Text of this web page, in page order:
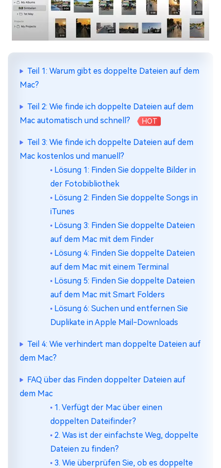
Teil 1: Warum gibt es doppelte Dateien auf dem
Mac?
Teil 2: Wie finde ich doppelte Dateien auf dem
Mac automatisch und schnell?
HOT
Teil 3: Wie finde ich doppelte Dateien auf dem
Mac kostenlos und manuell?
Lösung 1: Finden Sie doppelte Bilder in
der Fotobibliothek
Lösung 2: Finden Sie doppelte Songs in
iTunes
Lösung 3: Finden Sie doppelte Dateien
auf dem Mac mit dem Finder
Lösung 4: Finden Sie doppelte Dateien
auf dem Mac mit einem Terminal
Lösung 5: Finden Sie doppelte Dateien
auf dem Mac mit Smart Folders
Lösung 6: Suchen und entfernen Sie
Duplikate in Apple Mail-Downloads
Teil 4: Wie verhindert man doppelte Dateien auf
dem Mac?
FAQ über das Finden doppelter Dateien auf
dem Mac
1. Verfügt der Mac über einen
doppelten Dateifinder?
2. Was ist der einfachste Weg, doppelte
Dateien zu finden?
3. Wie überprüfen Sie, ob es doppelte